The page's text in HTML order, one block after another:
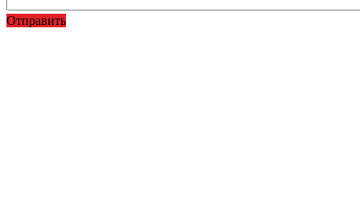
Отправить